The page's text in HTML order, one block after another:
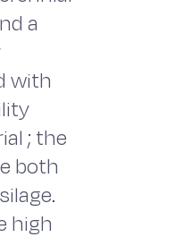
a
with
; the
both
high